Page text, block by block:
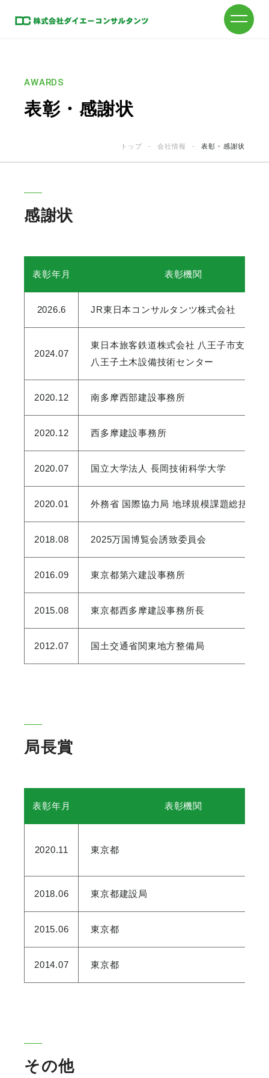
AWARDS
表彰・感謝状
トップ - 会社情報 - 表彰・感謝状
感謝状
表彰年月 表彰機関
2026.6 JR東日本コンサルタンツ株式会社
2024.07
東日本旅客鉄道株式会社 八王子市支社
八王子土木設備技術センター
2020.12 南多摩西部建設事務所
2020.12 西多摩建設事務所
2020.07 国立大学法人 長岡技術科学大学
2020.01 外務省 国際協力局 地球規模課題総括課
2018.08 2025万国博覧会誘致委員会
2016.09 東京都第六建設事務所
2015.08 東京都西多摩建設事務所長
2012.07 国土交通省関東地方整備局
局長賞
表彰年月 表彰機関
2020.11 東京都
2018.06 東京都建設局
2015.06 東京都
2014.07 東京都
その他